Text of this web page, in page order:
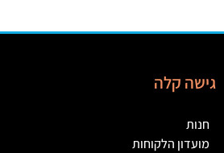
גישה קלה
חנות
מועדון הלקוחות